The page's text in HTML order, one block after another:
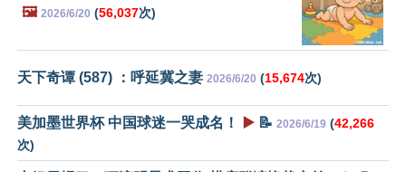
🖼️ 2026/6/20 (56,037次)
天下奇谭 (587) ：呼延冀之妻 2026/6/20 (15,674次)
美加墨世界杯 中国球迷一哭成名！ ▶️ 📝 2026/6/19 (42,266
次)